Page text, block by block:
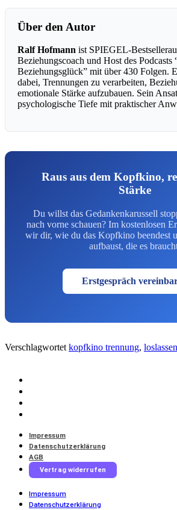
Über den Autor
Ralf Hofmann ist SPIEGEL-
Beziehungscoach und Host des Podcasts
Beziehungsglück” mit über 430 Folgen.
dabei, Trennungen zu verarbeiten,
emotionale Stärke aufzubauen. Sein
psychologische Tiefe mit praktischer
Raus aus dem Kopfkino,
Stärke
Du willst das Gedankenkarussell
nach vorne schauen? Im kostenlosen
wir dir, wie du das Kopfkino beendest
aufbaust, die es
Erstgespräch
Verschlagwortet kopfkino trennung,
Impressum
Datenschutzerklärung
AGB
Vertrag widerrufen
Impressum
Datenschutzerklärung